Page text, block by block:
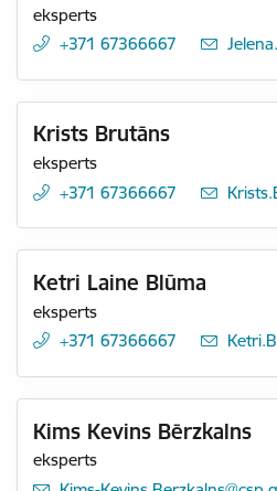
eksperts
+371 67366667
E-
Krists Brutāns
eksperts
+371 67366667
E-
Ketri Laine Blūma
eksperts
+371 67366667
E-
Kims Kevins Bērzkalns
eksperts